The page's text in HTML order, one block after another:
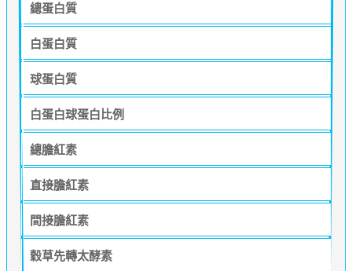
總蛋白質
白蛋白質
球蛋白質
白蛋白球蛋白比例
總膽紅素
直接膽紅素
間接膽紅素
穀草先轉太酵素